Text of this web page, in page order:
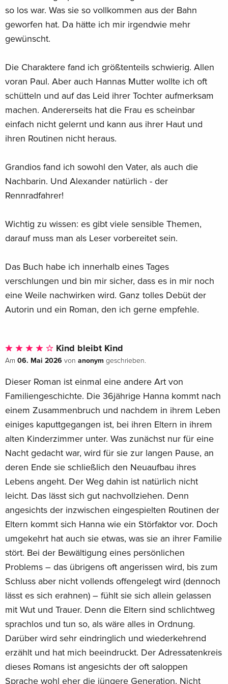
so los war. Was sie so vollkommen aus der Bahn
geworfen hat. Da hätte ich mir irgendwie mehr
gewünscht.
Die Charaktere fand ich größtenteils schwierig. Allen
voran Paul. Aber auch Hannas Mutter wollte ich oft
schütteln und auf das Leid ihrer Tochter aufmerksam
machen. Andererseits hat die Frau es scheinbar
einfach nicht gelernt und kann aus ihrer Haut und
ihren Routinen nicht heraus.
Grandios fand ich sowohl den Vater, als auch die
Nachbarin. Und Alexander natürlich - der
Rennradfahrer!
Wichtig zu wissen: es gibt viele sensible Themen,
darauf muss man als Leser vorbereitet sein.
Das Buch habe ich innerhalb eines Tages
verschlungen und bin mir sicher, dass es in mir noch
eine Weile nachwirken wird. Ganz tolles Debüt der
Autorin und ein Roman, den ich gerne empfehle.
Kind bleibt Kind
Am 06. Mai 2026 von anonym geschrieben.
Dieser Roman ist einmal eine andere Art von
Familiengeschichte. Die 36jährige Hanna kommt nach
einem Zusammenbruch und nachdem in ihrem Leben
einiges kaputtgegangen ist, bei ihren Eltern in ihrem
alten Kinderzimmer unter. Was zunächst nur für eine
Nacht gedacht war, wird für sie zur langen Pause, an
deren Ende sie schließlich den Neuaufbau ihres
Lebens angeht. Der Weg dahin ist natürlich nicht
leicht. Das lässt sich gut nachvollziehen. Denn
angesichts der inzwischen eingespielten Routinen der
Eltern kommt sich Hanna wie ein Störfaktor vor. Doch
umgekehrt hat auch sie etwas, was sie an ihrer Familie
stört. Bei der Bewältigung eines persönlichen
Problems – das übrigens oft angerissen wird, bis zum
Schluss aber nicht vollends offengelegt wird (dennoch
lässt es sich erahnen) – fühlt sie sich allein gelassen
mit Wut und Trauer. Denn die Eltern sind schlichtweg
sprachlos und tun so, als wäre alles in Ordnung.
Darüber wird sehr eindringlich und wiederkehrend
erzählt und hat mich beeindruckt. Der Adressatenkreis
dieses Romans ist angesichts der oft saloppen
Sprache wohl eher die jüngere Generation. Nicht